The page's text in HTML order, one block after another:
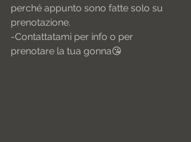
perché appunto sono fatte solo su
prenotazione.
-Contattatami per info o per
prenotare la tua gonna😘